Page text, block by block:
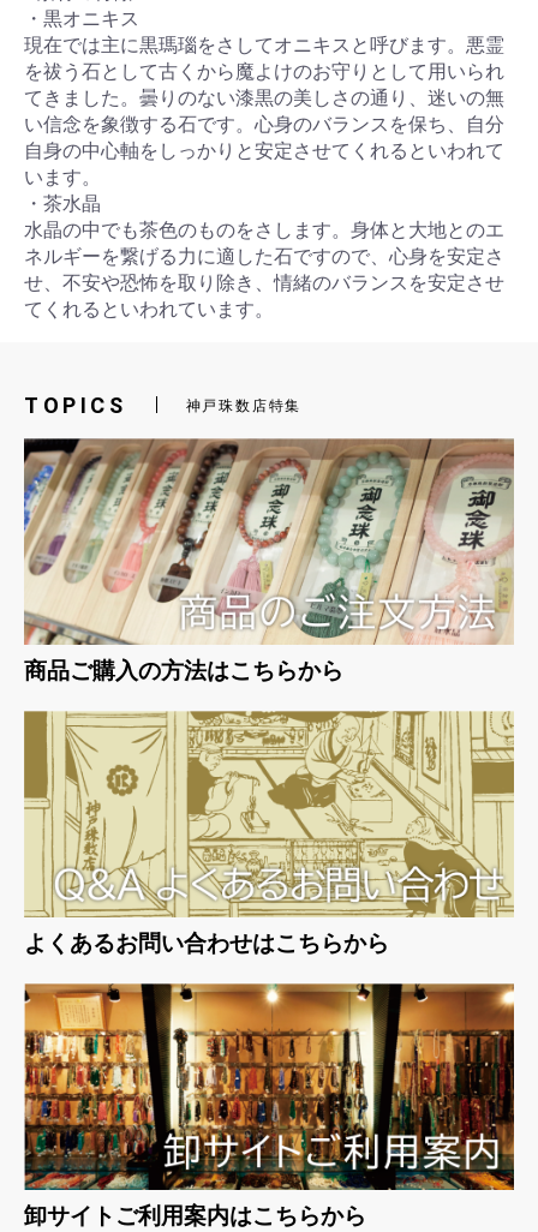
お買い物を続ける カートへ進む
・黒オニキス
現在では主に黒瑪瑙をさしてオニキスと呼びます。悪霊
を祓う石として古くから魔よけのお守りとして用いられ
てきました。曇りのない漆黒の美しさの通り、迷いの無
い信念を象徴する石です。心身のバランスを保ち、自分
自身の中心軸をしっかりと安定させてくれるといわれて
います。
・茶水晶
水晶の中でも茶色のものをさします。身体と大地とのエ
ネルギーを繋げる力に適した石ですので、心身を安定さ
せ、不安や恐怖を取り除き、情緒のバランスを安定させ
てくれるといわれています。
TOPICS 神戸珠数店特集
商品ご購入の方法はこちらから
よくあるお問い合わせはこちらから
卸サイトご利用案内はこちらから